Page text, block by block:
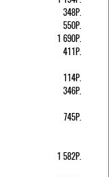
348Р.
550Р.
1 690Р.
411Р.
114Р.
346Р.
745Р.
1 582Р.